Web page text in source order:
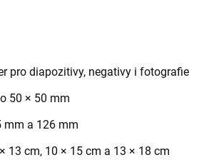
pro diapozitivy, negativy i fotografie
50 × 50 mm
mm a 126 mm
13 cm, 10 × 15 cm a 13 × 18 cm